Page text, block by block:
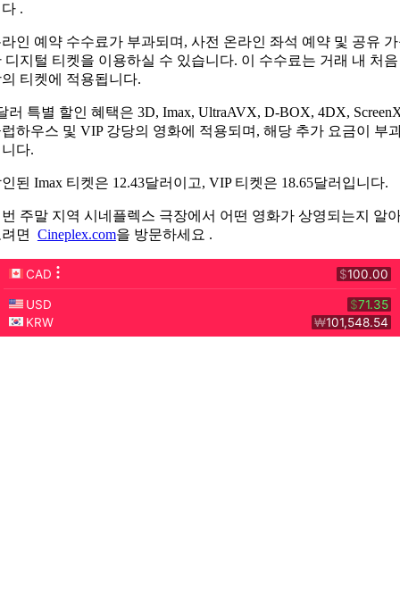
.
인 예약 수수료가 부과되며, 사전 온라인 좌석 예약 및 공유
디지털 티켓을 이용하실 수 있습니다. 이 수수료는 거래 내 처음
티켓에 적용됩니다.
러 특별 할인 혜택은 3D, Imax, UltraAVX, D-BOX, 4DX,
하우스 및 VIP 강당의 영화에 적용되며, 해당 추가 요금이 부
다.
된 Imax 티켓은 12.43달러이고, VIP 티켓은 18.65달러입니다.
주말 지역 시네플렉스 극장에서 어떤 영화가 상영되는지 알
면
Cineplex.com을 방문하세요 .